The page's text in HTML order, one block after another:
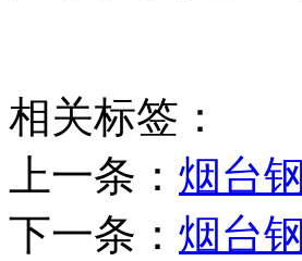
相关标签：
上一条： 烟台
下一条： 烟台